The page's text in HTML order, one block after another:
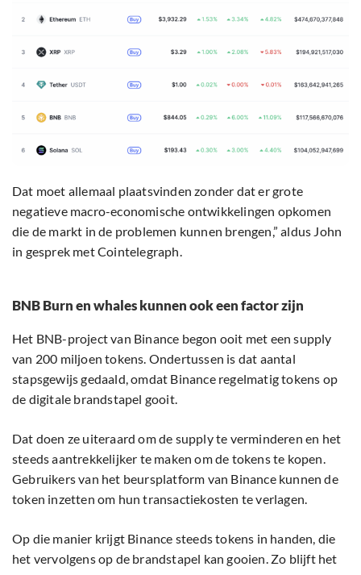
Dat moet allemaal plaatsvinden zonder dat er grote
negatieve macro-economische ontwikkelingen opkomen
die de markt in de problemen kunnen brengen,” aldus John
in gesprek met Cointelegraph.
BNB Burn en whales kunnen ook een factor zijn
Het BNB-project van Binance begon ooit met een supply
van 200 miljoen tokens. Ondertussen is dat aantal
stapsgewijs gedaald, omdat Binance regelmatig tokens op
de digitale brandstapel gooit.
Dat doen ze uiteraard om de supply te verminderen en het
steeds aantrekkelijker te maken om de tokens te kopen.
Gebruikers van het beursplatform van Binance kunnen de
token inzetten om hun transactiekosten te verlagen.
Op die manier krijgt Binance steeds tokens in handen, die
het vervolgens op de brandstapel kan gooien. Zo blijft het